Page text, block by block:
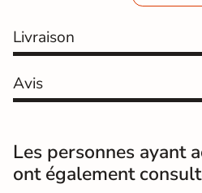
Dimensions des
mosaïques
Surface Lisse
Résistant au Gel Oui
Livraison
Avis
Les personnes ayant
ont également